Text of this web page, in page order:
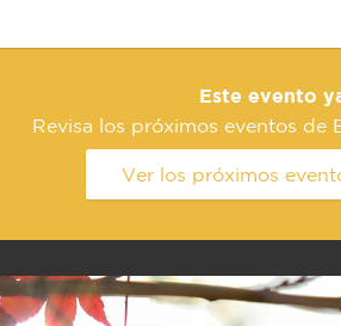
Este evento
Revisa los próximos eventos de
Ver los próximos